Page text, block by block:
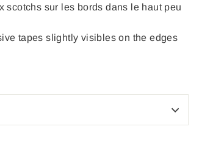
scotchs sur les bords dans le haut peu
tapes slightly visibles on the edges